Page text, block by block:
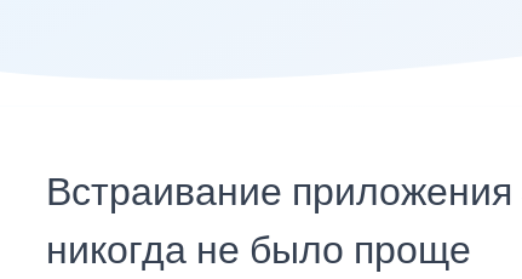
Встраивание
никогда не было проще